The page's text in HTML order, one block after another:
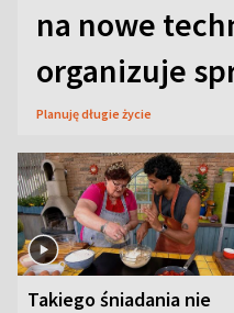
na nowe
organizuje
Planuję długie życie
Takiego śniadania nie